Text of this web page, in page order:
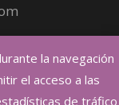
la navegación
el acceso a las
de tráfico